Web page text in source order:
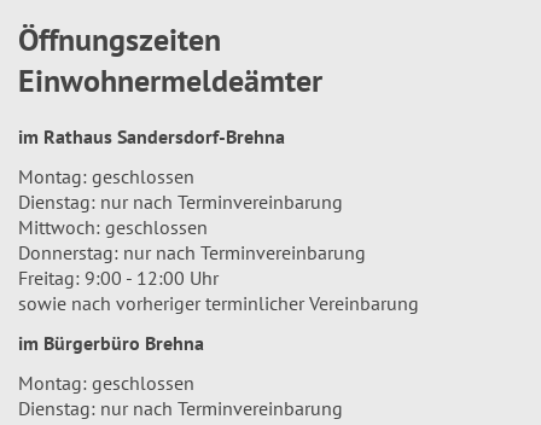
Öffnungszeiten
Einwohnermeldeämter
im Rathaus Sandersdorf-Brehna
Montag: geschlossen
Dienstag: nur nach Terminvereinbarung
Mittwoch: geschlossen
Donnerstag: nur nach Terminvereinbarung
Freitag: 9:00 - 12:00 Uhr
sowie nach vorheriger terminlicher Vereinbarung
im Bürgerbüro Brehna
Montag: geschlossen
Dienstag: nur nach Terminvereinbarung